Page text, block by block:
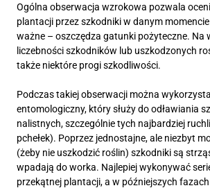
Ogólna obserwacja wzrokowa pozwala
plantacji przez szkodniki w danym
ważne – oszczędza gatunki pożyteczne. Na
liczebności szkodników lub uszkodzonych
także niektóre progi szkodliwości.
Podczas takiej obserwacji można
entomologiczny, który służy do odławiania
nalistnych, szczególnie tych najbardziej
pchełek). Poprzez jednostajne, ale niezbyt
(żeby nie uszkodzić roślin) szkodniki są
wpadają do worka. Najlepiej wykonywać
przekątnej plantacji, a w późniejszych